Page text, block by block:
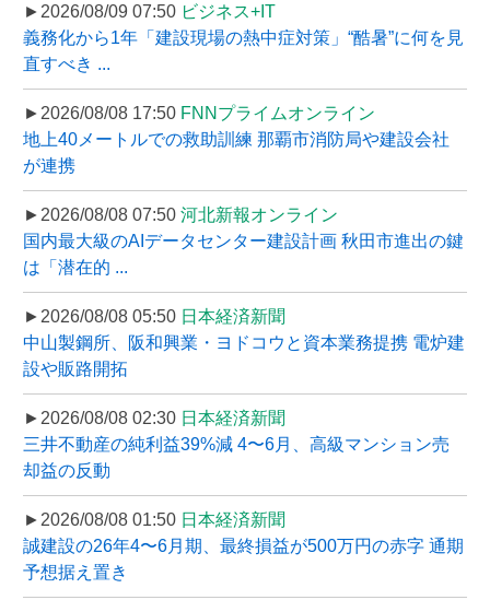
►2026/08/09 07:50 ビジネス+IT
義務化から1年「建設現場の熱中症対策」“酷暑”に何を見
直すべき ...
►2026/08/08 17:50 FNNプライムオンライン
地上40メートルでの救助訓練 那覇市消防局や建設会社
が連携
►2026/08/08 07:50 河北新報オンライン
国内最大級のAIデータセンター建設計画 秋田市進出の鍵
は「潜在的 ...
►2026/08/08 05:50 日本経済新聞
中山製鋼所、阪和興業・ヨドコウと資本業務提携 電炉建
設や販路開拓
►2026/08/08 02:30 日本経済新聞
三井不動産の純利益39%減 4〜6月、高級マンション売
却益の反動
►2026/08/08 01:50 日本経済新聞
誠建設の26年4〜6月期、最終損益が500万円の赤字 通期
予想据え置き